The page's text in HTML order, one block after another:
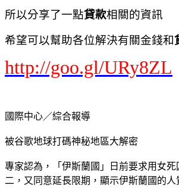
所以分享了一點貸款相關的資訊
希望可以幫助各位解決有關金錢和
http://goo.gl/URy8ZL
國際中心／綜合報導
被谷歌地球打碼神秘地區大解密
專家認為，「伊斯蘭國」日前要求用女
二，又同意延長限期，顯示伊斯蘭國的